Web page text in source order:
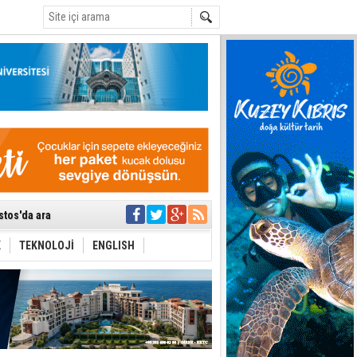
yer sis olacak
olur
bu
ara
düştüklerine
TEKNOLOJİ ENGLISH